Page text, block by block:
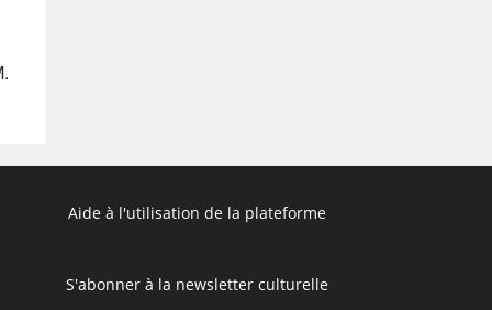
Aide à l'utilisation de la plateforme
S'abonner à la newsletter culturelle